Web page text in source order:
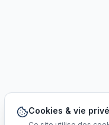
Cookies & vie